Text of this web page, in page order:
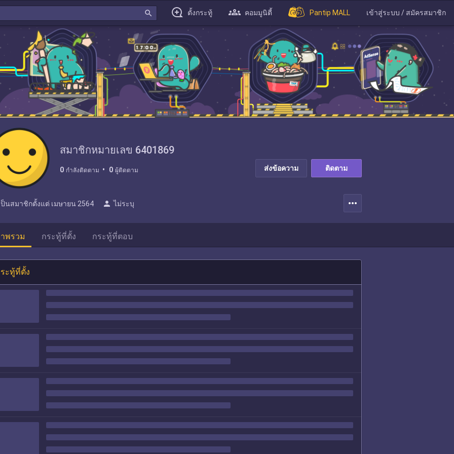
search ตั้งกระทู้ คอมมูนิตี้ Pantip MALL เข้าสู่ระบบ / สมัครสมาชิก
สมาชิกหมายเลข 6401869
0 กำลังติดตาม 0 ผู้ติดตาม ส่งข้อความ ติดตาม
ป็นสมาชิกตั้งแต่ เมษายน 2564 person ไม่ระบุ more_horiz
พรวม กระทู้ที่ตั้ง กระทู้ที่ตอบ
ะทู้ที่ตั้ง